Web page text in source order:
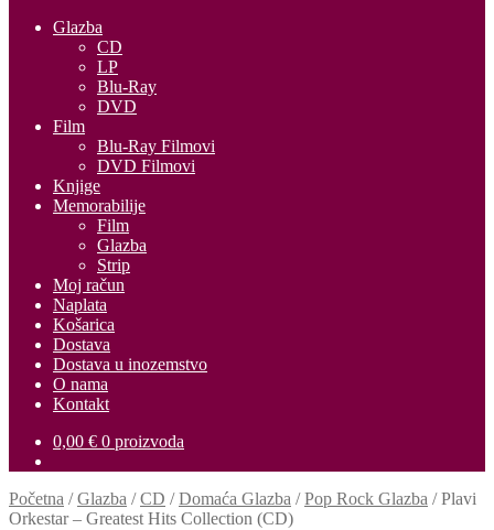
Glazba
CD
LP
Blu-Ray
DVD
Film
Blu-Ray Filmovi
DVD Filmovi
Knjige
Memorabilije
Film
Glazba
Strip
Moj račun
Naplata
Košarica
Dostava
Dostava u inozemstvo
O nama
Kontakt
0,00 € 0 proizvoda
Početna /Glazba /CD /Domaća Glazba /Pop Rock Glazba /Plavi
Orkestar – Greatest Hits Collection (CD)